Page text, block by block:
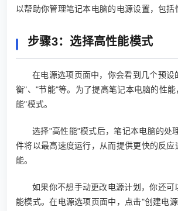
以帮助你管理笔记本电脑的电源设置，包括
步骤3：选择高性能模式
在电源选项页面中，你会看到几个预设
衡"、"节能"等。为了提高笔记本电脑的性
能"模式。
选择"高性能"模式后，笔记本电脑的处
件将以最高速度运行，从而提供更快的反应
能。
如果你不想手动更改电源计划，你还可
能模式。在电源选项页面中，点击"创建电